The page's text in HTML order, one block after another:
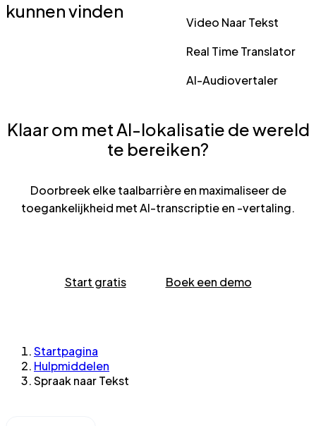
kunnen vinden
Video Naar Tekst
Real Time Translator
AI-Audiovertaler
Klaar om met AI-lokalisatie de wereld
te bereiken?
Doorbreek elke taalbarrière en maximaliseer de
toegankelijkheid met AI-transcriptie en -vertaling.
Start gratis Boek een demo
Startpagina
Hulpmiddelen
Spraak naar Tekst